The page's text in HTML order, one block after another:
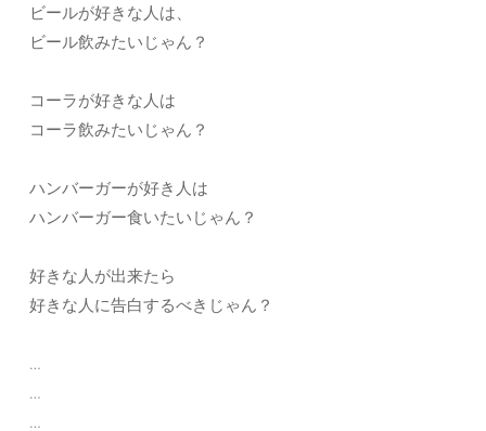
ビールが好きな人は、
ビール飲みたいじゃん？
コーラが好きな人は
コーラ飲みたいじゃん？
ハンバーガーが好き人は
ハンバーガー食いたいじゃん？
好きな人が出来たら
好きな人に告白するべきじゃん？
…
…
…